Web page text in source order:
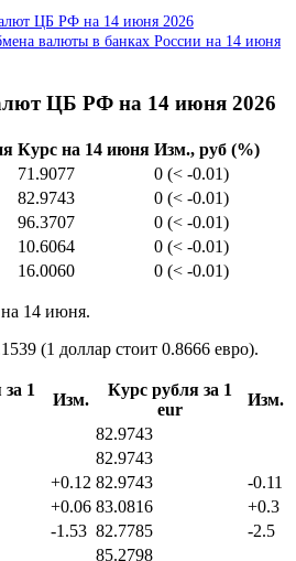
ЦБ РФ на 14 июня 2026
валюты в банках России на 14 июня
ЦБ РФ на 14 июня 2026
Курс на 14 июня Изм., руб (%)
71.9077
0 (< -0.01)
82.9743
0 (< -0.01)
96.3707
0 (< -0.01)
10.6064
0 (< -0.01)
16.0060 0 (< -0.01)
14 июня.
(1 доллар стоит 0.8666 евро).
1
Изм.
Курс рубля за 1
eur
Изм.
82.9743
82.9743
+0.12 82.9743
-0.11
+0.06 83.0816
+0.3
-1.53 82.7785
-2.5
85.2798